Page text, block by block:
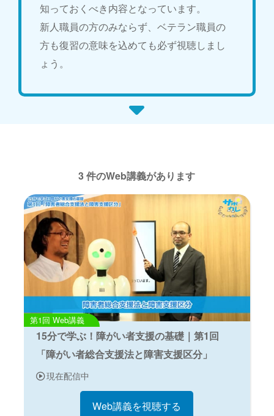
知っておくべき内容となっています。
新人職員の方のみならず、ベテラン職員の
方も復習の意味を込めても必ず視聴しまし
ょう。
3 件のWeb講義があります
Web講義
15分で学ぶ！障がい者支援の基礎｜第1回
「障がい者総合支援法と障害支援区分」
現在配信中
Web講義を視聴する